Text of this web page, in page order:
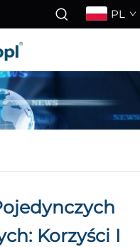
PL
Korzyści I